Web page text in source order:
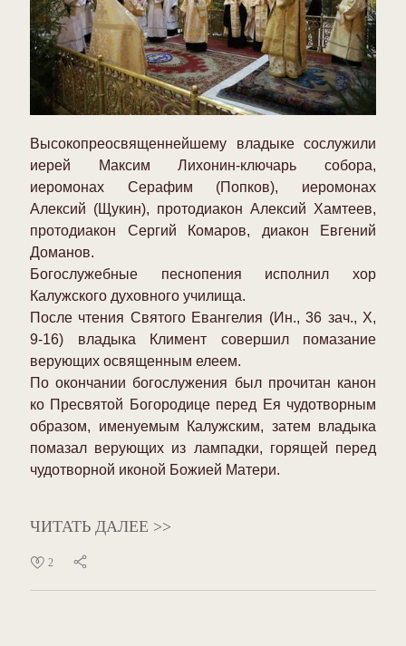
Высокопреосвященнейшему владыке сослужили
иерей Максим Лихонин-ключарь собора,
иеромонах Серафим (Попков), иеромонах
Алексий (Щукин), протодиакон Алексий Хамтеев,
протодиакон Сергий Комаров, диакон Евгений
Доманов.
Богослужебные песнопения исполнил хор
Калужского духовного училища.
После чтения Святого Евангелия (Ин., 36 зач., X,
9-16) владыка Климент совершил помазание
верующих освященным елеем.
По окончании богослужения был прочитан канон
ко Пресвятой Богородице перед Ея чудотворным
образом, именуемым Калужским, затем владыка
помазал верующих из лампадки, горящей перед
чудотворной иконой Божией Матери.
ЧИТАТЬ ДАЛЕЕ >>
2